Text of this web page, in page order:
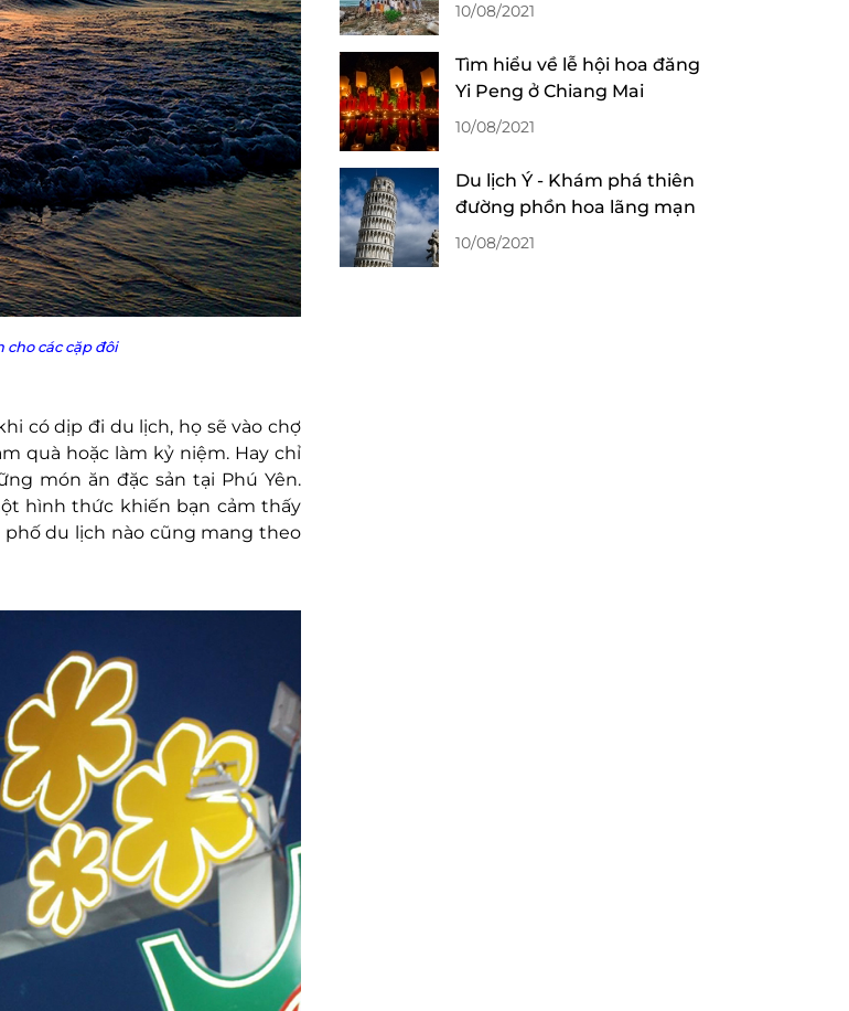
các cặp đôi
có dịp đi du lịch, họ sẽ vào chợ
quà hoặc làm kỷ niệm. Hay chỉ
món ăn đặc sản tại Phú Yên.
hình thức khiến bạn cảm thấy
du lịch nào cũng mang theo
10/08/2021
Tìm hiểu về lễ hội hoa đăng
Yi Peng ở Chiang Mai
10/08/2021
Du lịch Ý - Khám phá thiên
đường phồn hoa lãng mạn
10/08/2021